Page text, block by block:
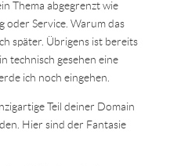
Thema abgegrenzt wie
oder Service. Warum das
später. Übrigens ist bereits
technisch gesehen eine
ich noch eingehen.
Teil deiner Domain
Hier sind der Fantasie